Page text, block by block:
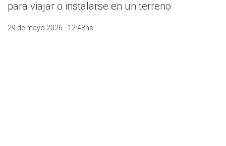
para viajar o instalarse en un terreno
29 de mayo 2026 - 12:48hs